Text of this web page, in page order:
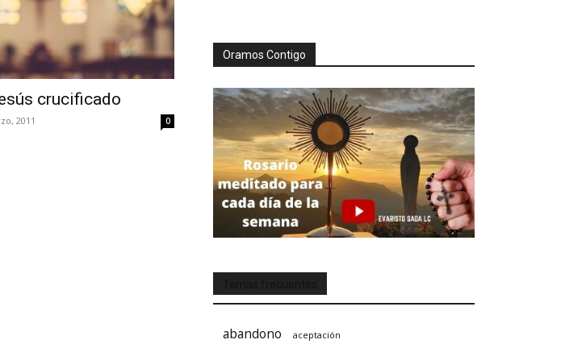
crucificado
2011 0
Oramos Contigo
abandono aceptación